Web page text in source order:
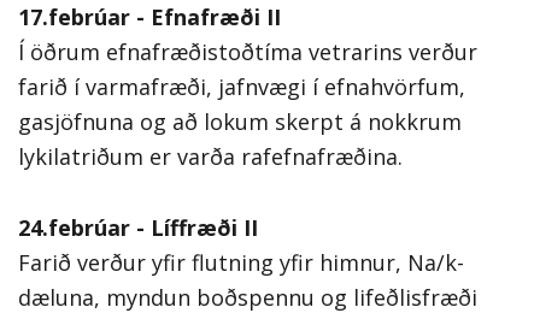
17.febrúar - Efnafræði II
Í öðrum efnafræðistoðtíma vetrarins verður
farið í varmafræði, jafnvægi í efnahvörfum,
gasjöfnuna og að lokum skerpt á nokkrum
lykilatriðum er varða rafefnafræðina.
24.febrúar - Líffræði II
Farið verður yfir flutning yfir himnur, Na/k-
dæluna, myndun boðspennu og lifeðlisfræði